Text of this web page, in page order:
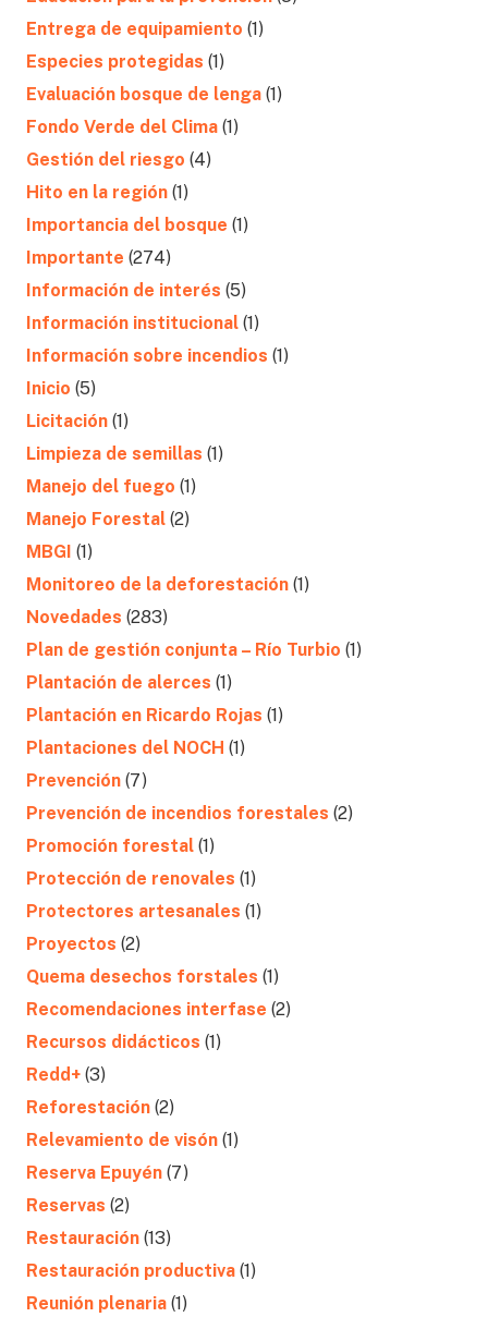
Entrega de equipamiento (1)
Especies protegidas (1)
Evaluación bosque de lenga (1)
Fondo Verde del Clima (1)
Gestión del riesgo (4)
Hito en la región (1)
Importancia del bosque (1)
Importante (274)
Información de interés (5)
Información institucional (1)
Información sobre incendios (1)
Inicio (5)
Licitación (1)
Limpieza de semillas (1)
Manejo del fuego (1)
Manejo Forestal (2)
MBGI (1)
Monitoreo de la deforestación (1)
Novedades (283)
Plan de gestión conjunta – Río Turbio (1)
Plantación de alerces (1)
Plantación en Ricardo Rojas (1)
Plantaciones del NOCH (1)
Prevención (7)
Prevención de incendios forestales (2)
Promoción forestal (1)
Protección de renovales (1)
Protectores artesanales (1)
Proyectos (2)
Quema desechos forstales (1)
Recomendaciones interfase (2)
Recursos didácticos (1)
Redd+ (3)
Reforestación (2)
Relevamiento de visón (1)
Reserva Epuyén (7)
Reservas (2)
Restauración (13)
Restauración productiva (1)
Reunión plenaria (1)